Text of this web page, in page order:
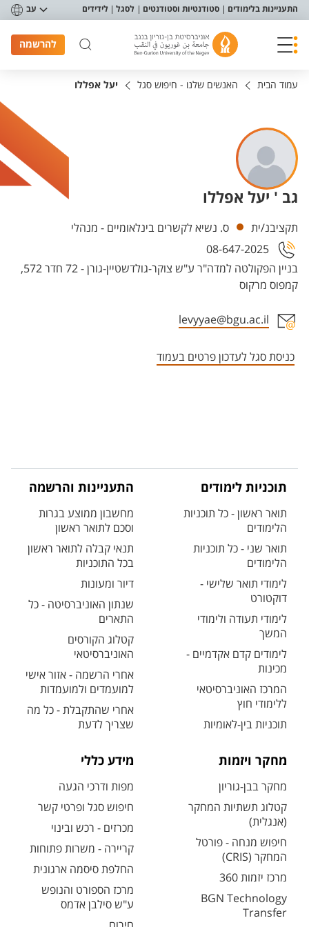
תפריט נגישות
התעניינות בלימודים סטודנטיות וסטודנטים לסגל לידידים עב
להרשמה
עמוד הבית האנשים שלנו - חיפוש סגל יעל אפללו
גב ' יעל אפללו
יחידות
תקציבנ/ית ס. נשיא לקשרים בינלאומיים - מנהלי
בניין הפקולטה למדה"ר ע"ש צוקר-גולדשטיין-גורן - 72 חדר 572,
קמפוס מרקוס
08-647-2025
levyyae@bgu.ac.il
כניסת סגל לעדכון פרטים בעמוד
תוכניות לימודים
תואר ראשון - כל תוכניות
הלימודים
תואר שני - כל תוכניות
הלימודים
לימודי תואר שלישי -
דוקטורט
לימודי תעודה ולימודי
המשך
לימודים קדם אקדמיים -
מכינות
המרכז האוניברסיטאי
ללימודי חוץ
תוכניות בין-לאומיות
התעניינות והרשמה
מחשבון ממוצע בגרות
וסכם לתואר ראשון
תנאי קבלה לתואר ראשון
בכל התוכניות
דיור ומעונות
שנתון האוניברסיטה - כל
התארים
קטלוג הקורסים
האוניברסיטאי
אחרי הרשמה - אזור אישי
למועמדים ולמועמדות
אחרי שהתקבלת - כל מה
שצריך לדעת
מחקר ויזמות
מחקר בבן-גוריון
קטלוג תשתיות המחקר
(אנגלית)
חיפוש מנחה - פורטל
המחקר (CRIS)
מרכז יזמות 360
BGN Technology
Transfer
מידע כללי
מפות ודרכי הגעה
חיפוש סגל ופרטי קשר
מכרזים - רכש ובינוי
קריירה - משרות פתוחות
החלפת סיסמה ארגונית
מרכז הספורט והנופש
ע"ש סילבן אדמס